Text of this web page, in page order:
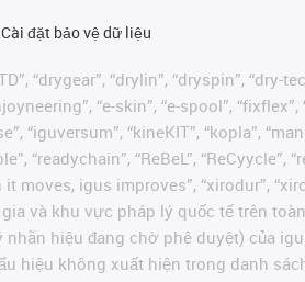
Cài đặt bảo vệ dữ liệu
“drygear”, “drylin”, “dryspin”, “dry-
“e-skin”, “e-spool”, “fixflex”,
“iguversum”, “kineKIT”, “kopla”,
“readychain”, “ReBeL”, “ReCyycle”,
it moves, igus improves”, “xirodur”,
và khu vực pháp lý quốc tế trên
hiệu đang chờ phê duyệt) của
hiệu không xuất hiện trong danh